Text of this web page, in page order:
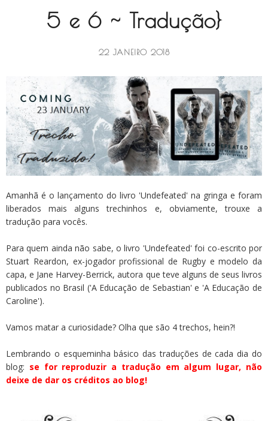
5 e 6 ~ Tradução}
22 JANEIRO 2018
Amanhã é o lançamento do livro 'Undefeated' na gringa e foram
liberados mais alguns trechinhos e, obviamente, trouxe a
tradução para vocês.
Para quem ainda não sabe, o livro 'Undefeated' foi co-escrito por
Stuart Reardon, ex-jogador profissional de Rugby e modelo da
capa, e Jane Harvey-Berrick, autora que teve alguns de seus livros
publicados no Brasil ('A Educação de Sebastian' e 'A Educação de
Caroline').
Vamos matar a curiosidade? Olha que são 4 trechos, hein?!
Lembrando o esqueminha básico das traduções de cada dia do
blog: se for reproduzir a tradução em algum lugar, não
deixe de dar os créditos ao blog!